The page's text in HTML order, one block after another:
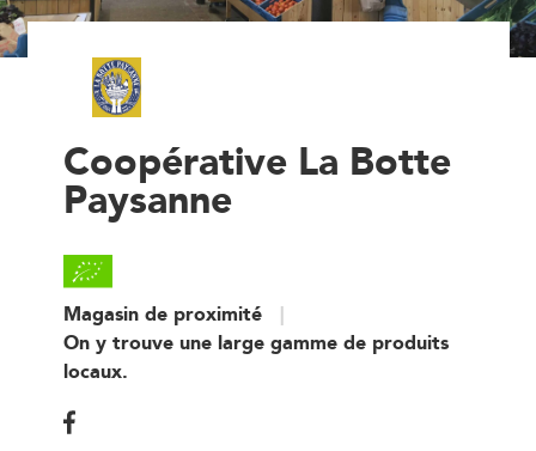
Coopérative La Botte
Paysanne
Magasin de proximité
On y trouve une large gamme de produits
locaux.